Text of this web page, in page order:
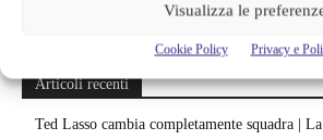
Visualizza le
Cookie Policy Privacy e
Articoli recenti
Ted Lasso cambia completamente squadra |